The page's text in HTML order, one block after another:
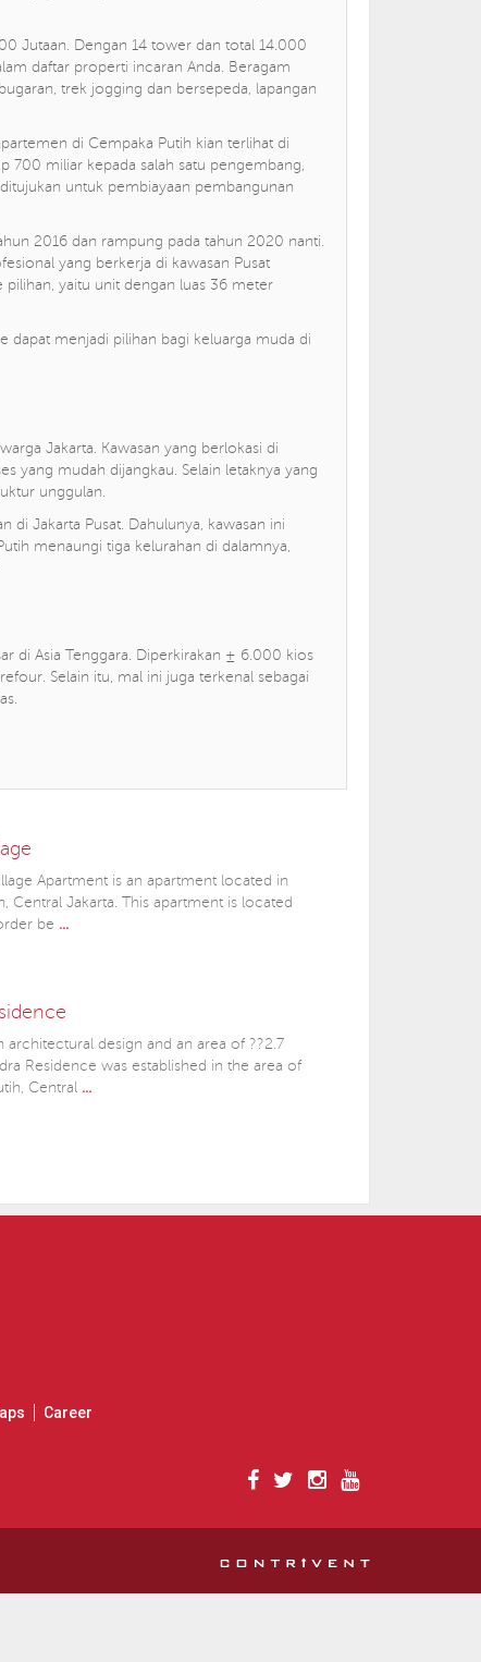
Jutaan. Dengan 14 tower dan total 14.000
daftar properti incaran Anda. Beragam
trek jogging dan bersepeda, lapangan
di Cempaka Putih kian terlihat di
700 miliar kepada salah satu pengembang,
untuk pembiayaan pembangunan
2016 dan rampung pada tahun 2020 nanti.
yang berkerja di kawasan Pusat
pilihan, yaitu unit dengan luas 36 meter
dapat menjadi pilihan bagi keluarga muda di
Jakarta. Kawasan yang berlokasi di
yang mudah dijangkau. Selain letaknya yang
unggulan.
di Jakarta Pusat. Dahulunya, kawasan ini
menaungi tiga kelurahan di dalamnya,
di Asia Tenggara. Diperkirakan ± 6.000 kios
Selain itu, mal ini juga terkenal sebagai
Apartment is an apartment located in
Central Jakarta. This apartment is located
be ...
architectural design and an area of ??2.7
Residence was established in the area of
Central ...
Career